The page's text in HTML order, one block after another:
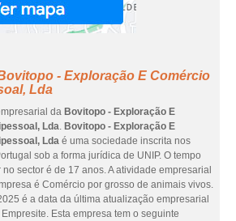
- Exploração E Comércio
Lda
da Bovitopo - Exploração E
Lda. Bovitopo - Exploração E
Lda é uma sociedade inscrita nos
sob a forma jurídica de UNIP. O tempo
sector é de 17 anos. A atividade empresarial
é Comércio por grosso de animais vivos.
é a data da última atualização empresarial
Esta empresa tem o seguinte